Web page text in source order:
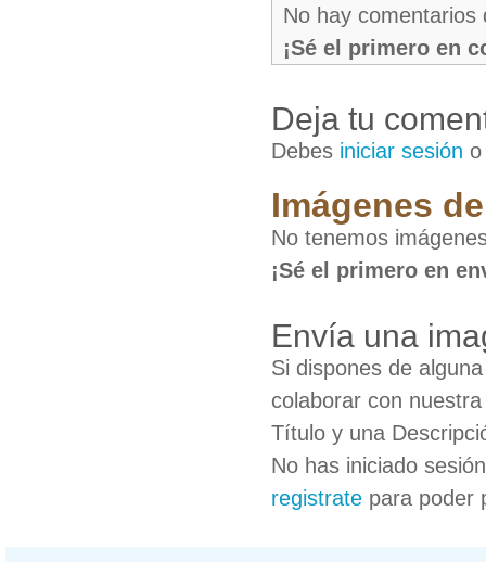
No hay comentarios
¡Sé el primero en
Deja tu
Debes iniciar sesión
Imágenes
No tenemos
¡Sé el primero en
Envía una
Si dispones de
colaborar con
Título y una
No has iniciado
registrate para poder